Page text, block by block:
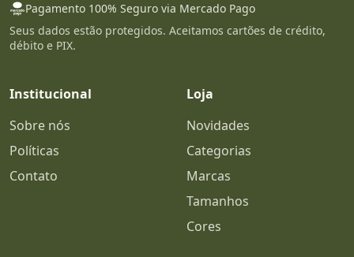
Pagamento 100% Seguro via Mercado Pago
Seus dados estão protegidos. Aceitamos cartões de crédito,
débito e PIX.
Institucional
Sobre nós
Políticas
Contato
Loja
Novidades
Categorias
Marcas
Tamanhos
Cores